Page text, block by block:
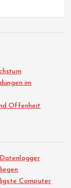
im
Offenheit
Computer